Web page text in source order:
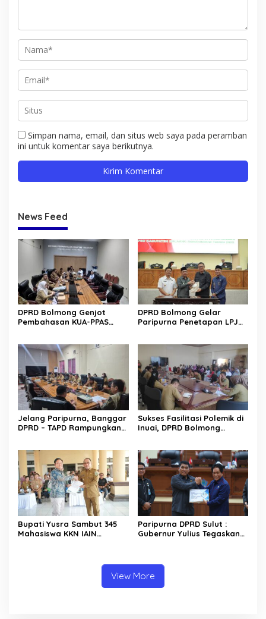
Simpan nama, email, dan situs web saya pada peramban
ini untuk komentar saya berikutnya.
News Feed
DPRD Bolmong Genjot
Pembahasan KUA-PPAS
DPRD Bolmong Gelar
Paripurna Penetapan LPJ
Jelang Paripurna, Banggar
DPRD – TAPD Rampungkan
Sukses Fasilitasi Polemik di
Inuai, DPRD Bolmong
Bupati Yusra Sambut 345
Mahasiswa KKN IAIN
Paripurna DPRD Sulut :
Gubernur Yulius Tegaskan
View More